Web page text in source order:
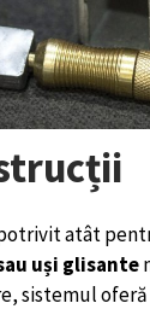
atât
uși glisante
sistemul